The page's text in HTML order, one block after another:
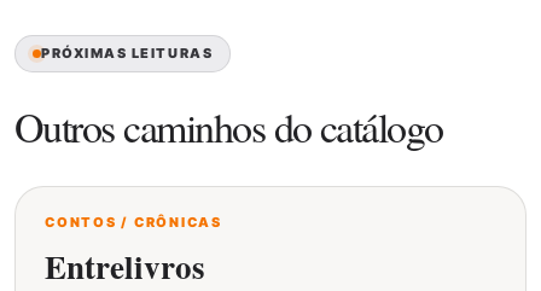
PRÓXIMAS LEITURAS
Outros caminhos do catálogo
CONTOS / CRÔNICAS
Entrelivros